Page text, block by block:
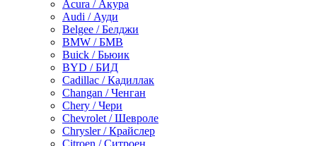
Acura / Акура
Audi / Ауди
Belgee / Белджи
BMW / БМВ
Buick / Бьюик
BYD / БИД
Cadillac / Кадиллак
Changan / Ченган
Chery / Чери
Chevrolet / Шевроле
Chrysler / Крайслер
Citroen / Ситроен